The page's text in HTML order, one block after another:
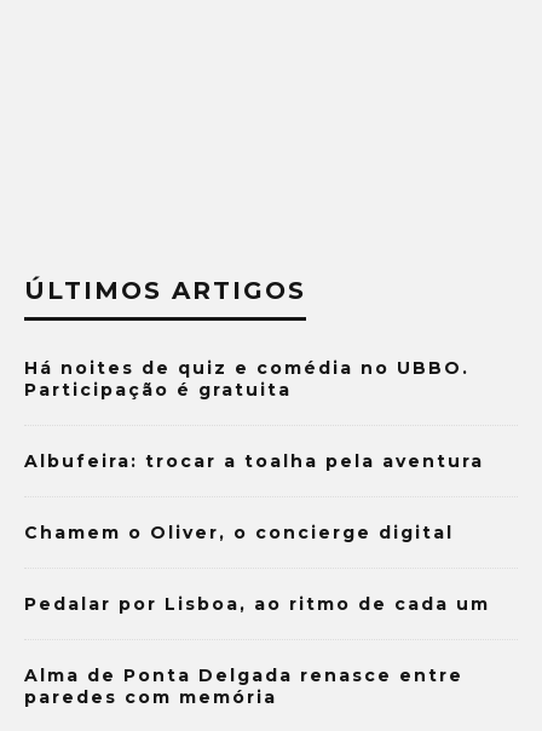
ÚLTIMOS ARTIGOS
Há noites de quiz e comédia no UBBO.
Participação é gratuita
Albufeira: trocar a toalha pela aventura
Chamem o Oliver, o concierge digital
Pedalar por Lisboa, ao ritmo de cada um
Alma de Ponta Delgada renasce entre
paredes com memória